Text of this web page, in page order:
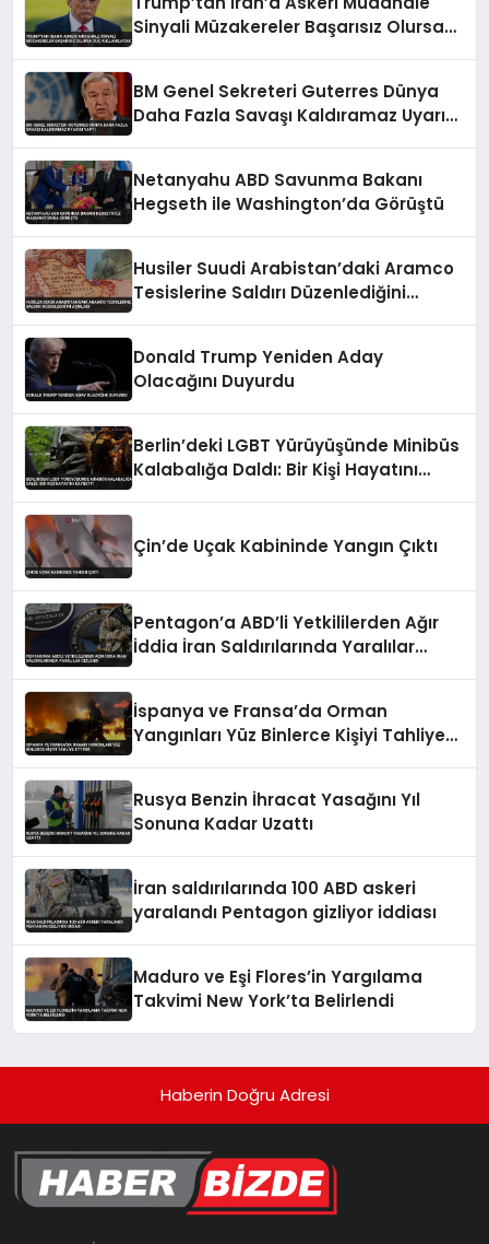
Sinyali Müzakereler Başarısız Olursa
BM Genel Sekreteri Guterres Dünya
Daha Fazla Savaşı Kaldıramaz Uyarısı
Netanyahu ABD Savunma Bakanı
Hegseth ile Washington’da Görüştü
Husiler Suudi Arabistan’daki Aramco
Tesislerine Saldırı Düzenlediğini
Donald Trump Yeniden Aday
Olacağını Duyurdu
Berlin’deki LGBT Yürüyüşünde Minibüs
Kalabalığa Daldı: Bir Kişi Hayatını
Çin’de Uçak Kabininde Yangın Çıktı
Pentagon’a ABD’li Yetkililerden Ağır
İddia İran Saldırılarında Yaralılar
İspanya ve Fransa’da Orman
Yangınları Yüz Binlerce Kişiyi Tahliye
Rusya Benzin İhracat Yasağını Yıl
Sonuna Kadar Uzattı
İran saldırılarında 100 ABD askeri
yaralandı Pentagon gizliyor iddiası
Maduro ve Eşi Flores’in Yargılama
Takvimi New York’ta Belirlendi
Haberin Doğru Adresi